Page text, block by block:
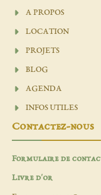
A PROPOS
LOCATION
PROJETS
BLOG
AGENDA
INFOS UTILES
Contactez-nous
Formulaire de
Livre d'or